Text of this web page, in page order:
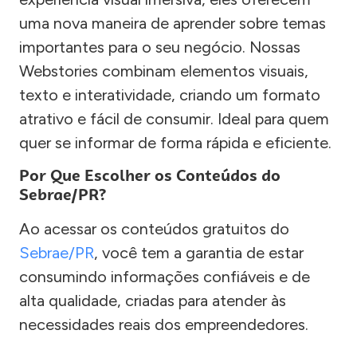
uma nova maneira de aprender sobre temas
importantes para o seu negócio. Nossas
Webstories combinam elementos visuais,
texto e interatividade, criando um formato
atrativo e fácil de consumir. Ideal para quem
quer se informar de forma rápida e eficiente.
Por Que Escolher os Conteúdos do
Sebrae/PR?
Ao acessar os conteúdos gratuitos do
Sebrae/PR, você tem a garantia de estar
consumindo informações confiáveis e de
alta qualidade, criadas para atender às
necessidades reais dos empreendedores.